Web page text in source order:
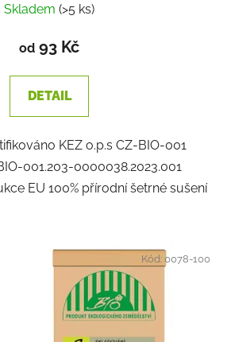
Skladem (>5 ks)
od 93 Kč
DETAIL
KEZ o.p.s CZ-BIO-001
001.203-0000038.2023.001
EU 100% přírodní šetrné sušení
Kód:0078-100